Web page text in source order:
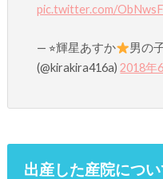
pic.twitter.com/
— ⭐︎輝星あすか
男の
(@kirakira416a)2018年
出産した産院につ